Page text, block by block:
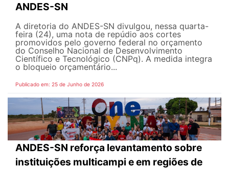
ANDES-SN
A diretoria do ANDES-SN divulgou, nessa quarta-
feira (24), uma nota de repúdio aos cortes
promovidos pelo governo federal no orçamento
do Conselho Nacional de Desenvolvimento
Científico e Tecnológico (CNPq). A medida integra
o bloqueio orçamentário...
Publicado em: 25 de Junho de 2026
ANDES-SN reforça levantamento sobre
instituições multicampi e em regiões de